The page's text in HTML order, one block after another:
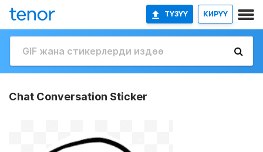
ТҮЗҮҮ КИРҮҮ
Chat Conversation Sticker